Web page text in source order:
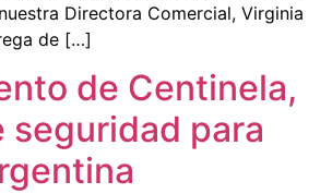
Directora Comercial, Virginia
de […]
de Centinela,
seguridad para